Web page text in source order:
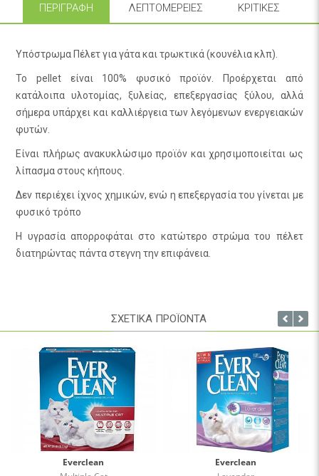
ΠΕΡΙΓΡΑΦΉ ΛΕΠΤΟΜΈΡΕΙΕΣ ΚΡΙΤΙΚΈΣ
Υπόστρωμα Πέλετ για γάτα και τρωκτικά (κουνέλια κλπ).
Το pellet είναι 100% φυσικό προϊόν. Προέρχεται από
κατάλοιπα υλοτομίας, ξυλείας, επεξεργασίας ξύλου, αλλά
σήμερα υπάρχει και καλλιέργεια των λεγόμενων ενεργειακών
φυτών.
Είναι πλήρως ανακυκλώσιμο προϊόν και χρησιμοποιείται ως
λίπασμα στους κήπους.
Δεν περιέχει ίχνος χημικών, ενώ η επεξεργασία του γίνεται με
φυσικό τρόπο
Η υγρασία απορροφάται στο κατώτερο στρώμα του πέλετ
διατηρώντας πάντα στεγνη την επιφάνεια.
ΣΧΕΤΙΚΑ ΠΡΟΪΟΝΤΑ
Everclean
Everclean